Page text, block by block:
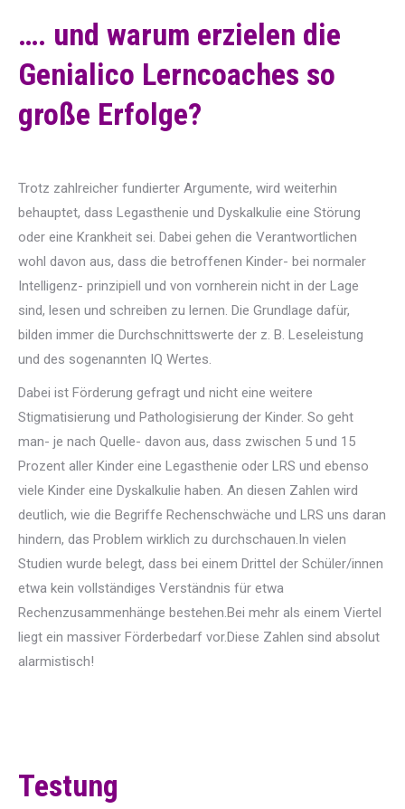
…. und warum erzielen die
Genialico Lerncoaches so
große Erfolge?
Trotz zahlreicher fundierter Argumente, wird weiterhin
behauptet, dass Legasthenie und Dyskalkulie eine Störung
oder eine Krankheit sei. Dabei gehen die Verantwortlichen
wohl davon aus, dass die betroffenen Kinder- bei normaler
Intelligenz- prinzipiell und von vornherein nicht in der Lage
sind, lesen und schreiben zu lernen. Die Grundlage dafür,
bilden immer die Durchschnittswerte der z. B. Leseleistung
und des sogenannten IQ Wertes.
Dabei ist Förderung gefragt und nicht eine weitere
Stigmatisierung und Pathologisierung der Kinder. So geht
man- je nach Quelle- davon aus, dass zwischen 5 und 15
Prozent aller Kinder eine Legasthenie oder LRS und ebenso
viele Kinder eine Dyskalkulie haben. An diesen Zahlen wird
deutlich, wie die Begriffe Rechenschwäche und LRS uns daran
hindern, das Problem wirklich zu durchschauen.In vielen
Studien wurde belegt, dass bei einem Drittel der Schüler/innen
etwa kein vollständiges Verständnis für etwa
Rechenzusammenhänge bestehen.Bei mehr als einem Viertel
liegt ein massiver Förderbedarf vor.Diese Zahlen sind absolut
alarmistisch!
Testung